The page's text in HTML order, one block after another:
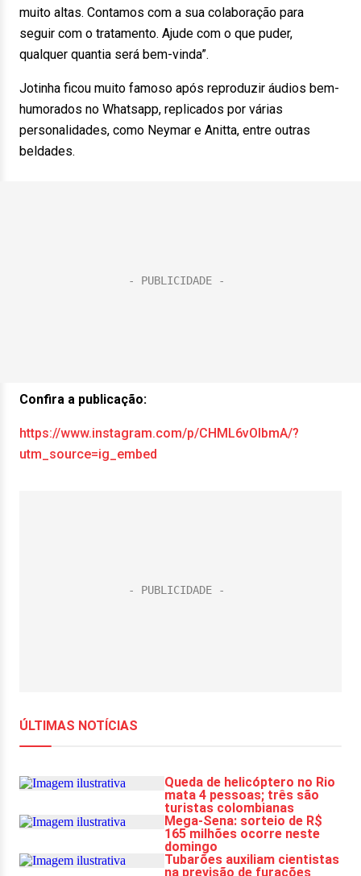
muito altas. Contamos com a sua colaboração para
seguir com o tratamento. Ajude com o que puder,
qualquer quantia será bem-vinda”.
Jotinha ficou muito famoso após reproduzir áudios bem-
humorados no Whatsapp, replicados por várias
personalidades, como Neymar e Anitta, entre outras
beldades.
Confira a publicação:
https://www.instagram.com/p/CHML6vOlbmA/?
utm_source=ig_embed